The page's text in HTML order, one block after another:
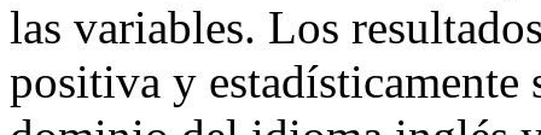
las variables. Los
positiva y